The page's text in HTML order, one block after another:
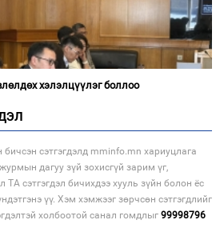
хэлэлцүүлэг боллоо
сэтгэгдэлд mminfo.mn хариуцлага
дагуу зүй зохисгүй зарим үг,
ТА сэтгэгдэл бичихдээ хууль зүйн болон ёс
үү. Хэм хэмжээг зөрчсөн сэтгэгдлийг
холбоотой санал гомдлыг 99998796